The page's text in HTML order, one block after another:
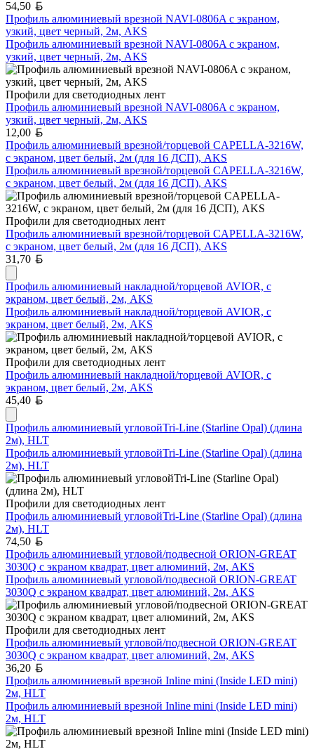
54,50
Профиль алюминиевый врезной NAVI-0806A с экраном,
узкий, цвет черный, 2м, AKS
Профиль алюминиевый врезной NAVI-0806A с экраном,
узкий, цвет черный, 2м, AKS
Профили для светодиодных лент
Профиль алюминиевый врезной NAVI-0806A с экраном,
узкий, цвет черный, 2м, AKS
12,00
Профиль алюминиевый врезной/торцевой CAPELLA-3216W,
с экраном, цвет белый, 2м (для 16 ДСП), AKS
Профиль алюминиевый врезной/торцевой CAPELLA-3216W,
с экраном, цвет белый, 2м (для 16 ДСП), AKS
Профили для светодиодных лент
Профиль алюминиевый врезной/торцевой CAPELLA-3216W,
с экраном, цвет белый, 2м (для 16 ДСП), AKS
31,70
Профиль алюминиевый накладной/торцевой AVIOR, с
экраном, цвет белый, 2м, AKS
Профиль алюминиевый накладной/торцевой AVIOR, с
экраном, цвет белый, 2м, AKS
Профили для светодиодных лент
Профиль алюминиевый накладной/торцевой AVIOR, с
экраном, цвет белый, 2м, AKS
45,40
Профиль алюминиевый угловойTri-Line (Starline Opal) (длина
2м), HLT
Профиль алюминиевый угловойTri-Line (Starline Opal) (длина
2м), HLT
Профили для светодиодных лент
Профиль алюминиевый угловойTri-Line (Starline Opal) (длина
2м), HLT
74,50
Профиль алюминиевый угловой/подвесной ORION-GREAT
3030Q с экраном квадрат, цвет алюминий, 2м, AKS
Профиль алюминиевый угловой/подвесной ORION-GREAT
3030Q с экраном квадрат, цвет алюминий, 2м, AKS
Профили для светодиодных лент
Профиль алюминиевый угловой/подвесной ORION-GREAT
3030Q с экраном квадрат, цвет алюминий, 2м, AKS
36,20
Профиль алюминиевый врезной Inline mini (Inside LED mini)
2м, HLT
Профиль алюминиевый врезной Inline mini (Inside LED mini)
2м, HLT